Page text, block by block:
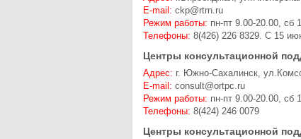
E-mail: ckp@rtrn.ru
Режим работы: пн-пт 9.00-20.00, сб
Телефоны: 8(426) 226 8329. С 15
Центры консультационной
Адрес: г. Южно-Сахалинск,
E-mail: consult@ortpc.ru
Режим работы: пн-пт 9.00-20.00, сб
Телефоны: 8(424) 246 0079
Центры консультационной